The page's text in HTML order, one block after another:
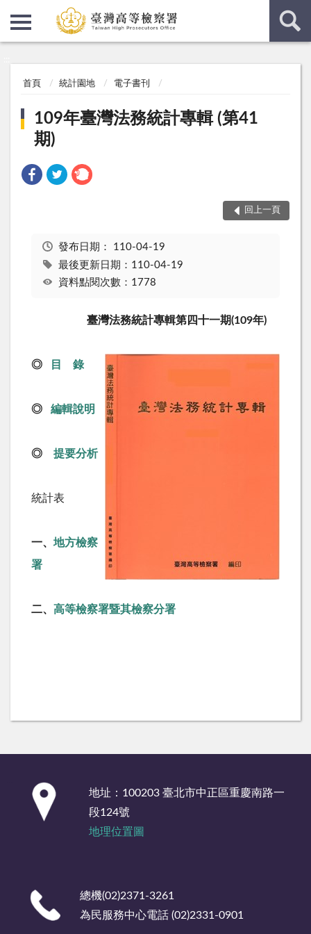
首頁 統計園地 電子書刊
109年臺灣法務統計專輯 (第41
期)
回上一頁
發布日期： 110-04-19
最後更新日期：110-04-19
資料點閱次數：1778
臺灣法務統計專輯第四十一期(109年)
◎ 目 錄
◎ 編輯說明
◎ 提要分析
統計表
一、 地方檢察
署
二、 高等檢察署暨其檢察分署
地址：100203 臺北市中正區重慶南路一
段124號
地理位置圖
總機(02)2371-3261
為民服務中心電話 (02)2331-0901